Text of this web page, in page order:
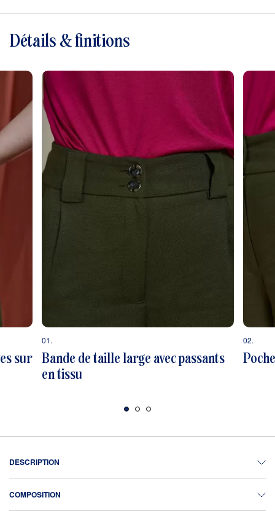
Détails & finitions
sur
01.
Bande de taille large avec passants
en tissu
02.
DESCRIPTION
COMPOSITION